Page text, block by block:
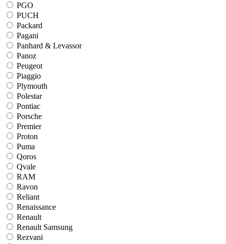
PGO
PUCH
Packard
Pagani
Panhard & Levassor
Panoz
Peugeot
Piaggio
Plymouth
Polestar
Pontiac
Porsche
Premier
Proton
Puma
Qoros
Qvale
RAM
Ravon
Reliant
Renaissance
Renault
Renault Samsung
Rezvani